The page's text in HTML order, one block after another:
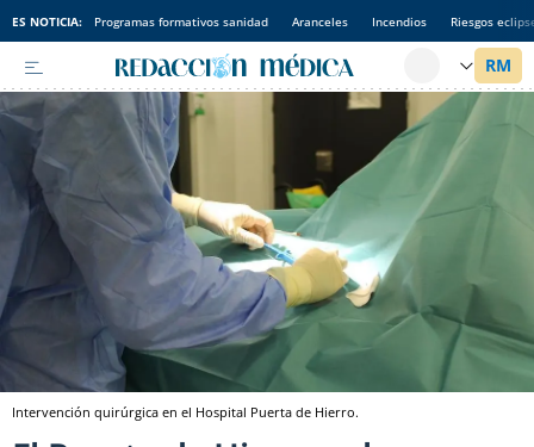
ES NOTICIA: Programas formativos sanidad Aranceles Incendios Riesgos
Intervención quirúrgica en el Hospital Puerta de Hierro.